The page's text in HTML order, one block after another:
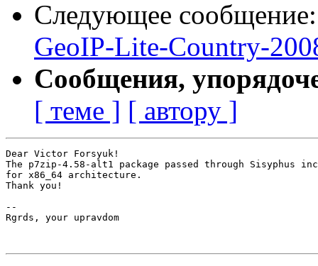
Следующее
GeoIP-Lite-Country-
Сообщения,
[ теме ] [ автору ]
Dear Victor Forsyuk!
The p7zip-4.58-alt1 package passed through Sisyphus
for x86_64 architecture.
Thank you!
--
Rgrds, your upravdom